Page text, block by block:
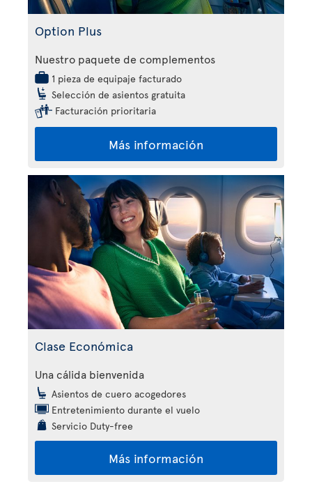
Option Plus
Nuestro paquete de complementos
1 pieza de equipaje facturado
Selección de asientos gratuita
Facturación prioritaria
Más información
Clase Económica
Una cálida bienvenida
Asientos de cuero acogedores
Entretenimiento durante el vuelo
Servicio Duty-free
Más información